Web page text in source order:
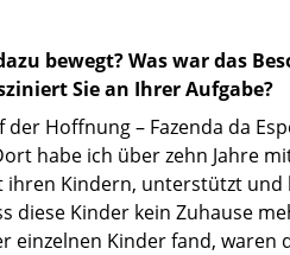
bewegt? Was war das
Sie an Ihrer Aufgabe?
Hoffnung – Fazenda da
habe ich über zehn Jahre
Kindern, unterstützt und
diese Kinder kein Zuhause
Kinder fand, waren